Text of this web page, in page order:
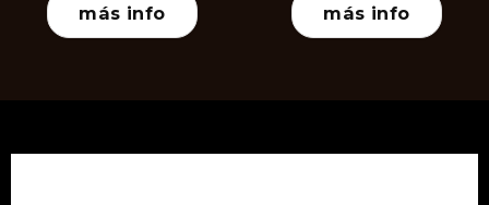
más info más info